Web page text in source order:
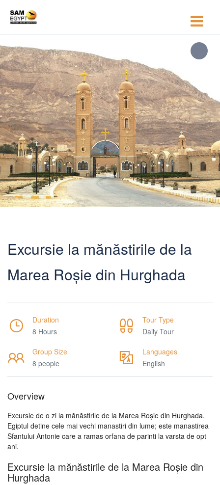
Excursie la mănăstirile de la
Marea Roșie din Hurghada
Duration
8 Hours
Tour Type
Daily Tour
Group Size
8 people
Languages
English
Overview
Excursie de o zi la mănăstirile de la Marea Roșie din Hurghada.
Egiptul detine cele mai vechi manastiri din lume; este manastirea
Sfantului Antonie care a ramas orfana de parinti la varsta de opt
ani.
Excursie la mănăstirile de la Marea Roșie din
Hurghada